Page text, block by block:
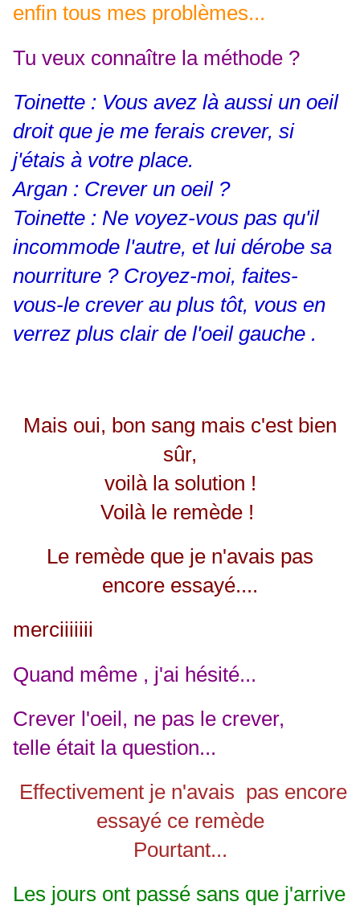
enfin tous mes problèmes...
Tu veux connaître la méthode ?
Toinette : Vous avez là aussi un oeil
droit que je me ferais crever, si
j'étais à votre place.
Argan : Crever un oeil ?
Toinette : Ne voyez-vous pas qu'il
incommode l'autre, et lui dérobe sa
nourriture ? Croyez-moi, faites-
vous-le crever au plus tôt, vous en
verrez plus clair de l'oeil gauche .
Mais oui, bon sang mais c'est bien
sûr,
voilà la solution !
Voilà le remède !
Le remède que je n'avais pas
encore essayé....
merciiiiiii
Quand même , j'ai hésité...
Crever l'oeil, ne pas le crever,
telle était la question...
Effectivement je n'avais pas encore
essayé ce remède
Pourtant...
Les jours ont passé sans que j'arrive